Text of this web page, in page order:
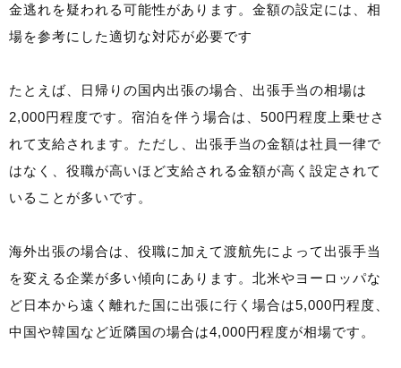
金逃れを疑われる可能性があります。金額の設定には、相
場を参考にした適切な対応が必要です
たとえば、日帰りの国内出張の場合、出張手当の相場は
2,000円程度です。宿泊を伴う場合は、500円程度上乗せさ
れて支給されます。ただし、出張手当の金額は社員一律で
はなく、役職が高いほど支給される金額が高く設定されて
いることが多いです。
海外出張の場合は、役職に加えて渡航先によって出張手当
を変える企業が多い傾向にあります。北米やヨーロッパな
ど日本から遠く離れた国に出張に行く場合は5,000円程度、
中国や韓国など近隣国の場合は4,000円程度が相場です。